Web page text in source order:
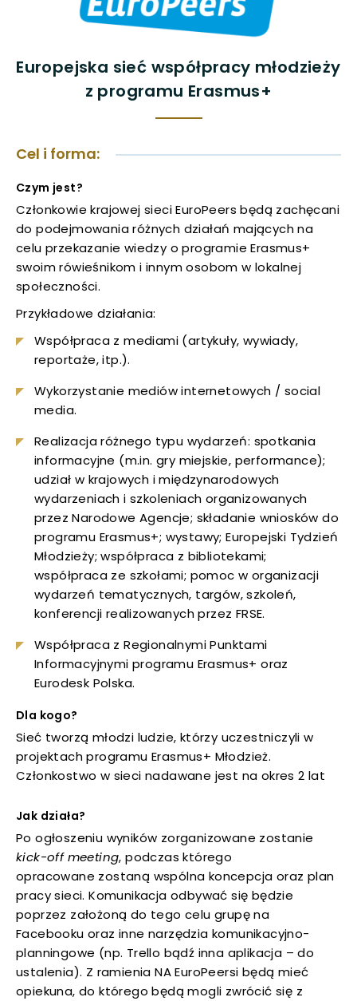
uwaga, link otwiera się w nowej karcie
uwaga, link otwiera się w nowej karcie
uwaga, link otwiera się w nowej karcie
uwaga, link otwiera się w nowej karcie
uwaga, link otwiera się w nowej karcie
uwaga, link otwiera się w nowej karcie
uwaga, link otwiera się w nowej karcie
uwaga, link otwiera się w nowej karcie
uwaga, link otwiera się w nowej karcie
uwaga, link otwiera się w nowej karcie
uwaga, link otwiera się w nowej karcie
uwaga, link otwiera się w nowej karcie
uwaga, link otwiera się w nowej karcie
uwaga, link otwiera się w nowej karcie
uwaga, link otwiera się w nowej karcie
uwaga, link otwiera się w nowej karcie
Europejska sieć współpracy młodzieży
z programu Erasmus+
Cel i forma:
Czym jest?
Członkowie krajowej sieci EuroPeers będą zachęcani
do podejmowania różnych działań mających na
celu przekazanie wiedzy o programie Erasmus+
swoim rówieśnikom i innym osobom w lokalnej
społeczności.
Przykładowe działania:
Współpraca z mediami (artykuły, wywiady,
reportaże, itp.).
Wykorzystanie mediów internetowych / social
media.
Realizacja różnego typu wydarzeń: spotkania
informacyjne (m.in. gry miejskie, performance);
udział w krajowych i międzynarodowych
wydarzeniach i szkoleniach organizowanych
przez Narodowe Agencje; składanie wniosków do
programu Erasmus+; wystawy; Europejski Tydzień
Młodzieży; współpraca z bibliotekami;
współpraca ze szkołami; pomoc w organizacji
wydarzeń tematycznych, targów, szkoleń,
konferencji realizowanych przez FRSE.
Współpraca z Regionalnymi Punktami
Informacyjnymi programu Erasmus+ oraz
Eurodesk Polska.
Dla kogo?
Sieć tworzą młodzi ludzie, którzy uczestniczyli w
projektach programu Erasmus+ Młodzież.
Członkostwo w sieci nadawane jest na okres 2 lat
Jak działa?
Po ogłoszeniu wyników zorganizowane zostanie
kick-off meeting, podczas którego
opracowane zostaną wspólna koncepcja oraz plan
pracy sieci. Komunikacja odbywać się będzie
poprzez założoną do tego celu grupę na
Facebooku oraz inne narzędzia komunikacyjno-
planningowe (np. Trello bądź inna aplikacja – do
ustalenia). Z ramienia NA EuroPeersi będą mieć
opiekuna, do którego będą mogli zwrócić się z